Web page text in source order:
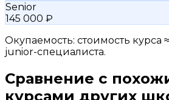
Senior
145 000 ₽
Окупаемость: стоимость курса
junior-специалиста.
Сравнение с
курсами других